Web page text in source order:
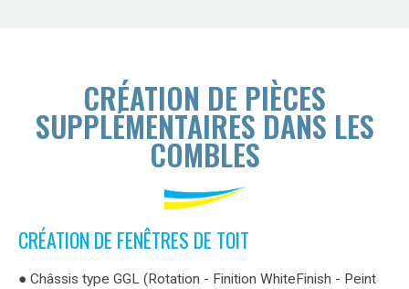
CRÉATION DE PIÈCES
SUPPLÉMENTAIRES DANS LES
COMBLES
CRÉATION DE FENÊTRES DE TOIT
● Châssis type GGL (Rotation - Finition WhiteFinish - Peint